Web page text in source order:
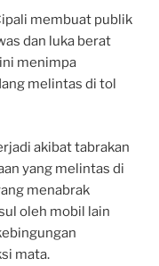
membuat publik
dan luka berat
menimpa
melintas di tol
akibat tabrakan
yang melintas di
menabrak
oleh mobil lain
mata.